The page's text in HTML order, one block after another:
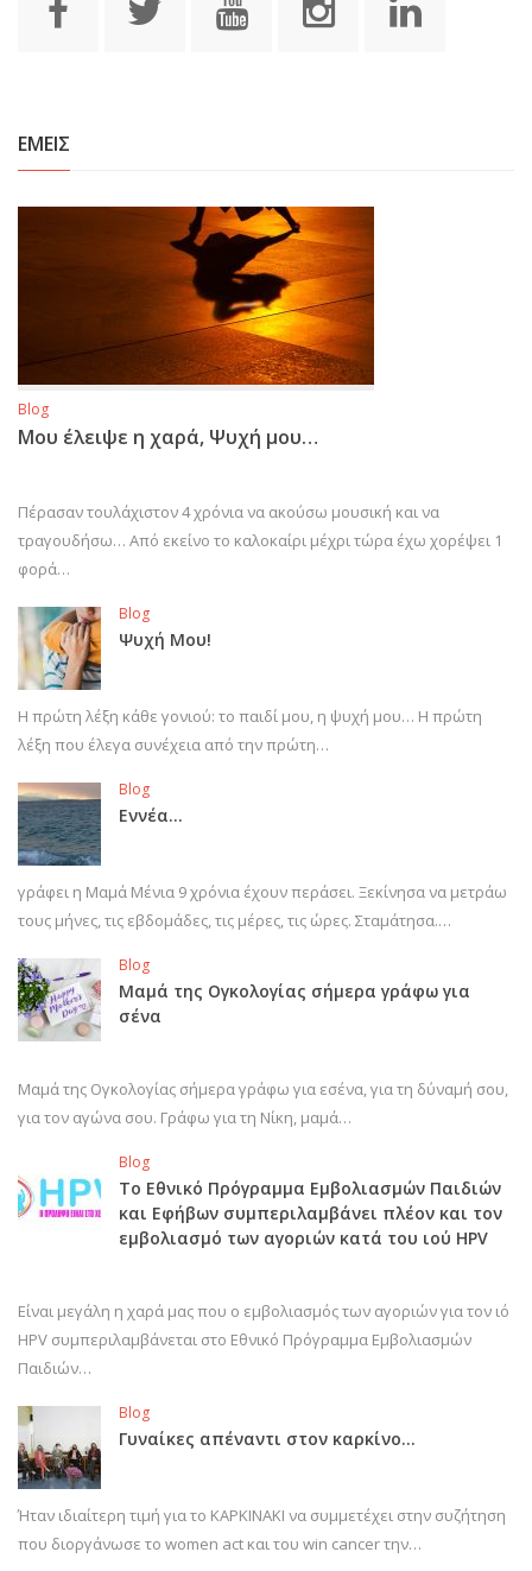
ΕΜΕΙΣ
Blog
Μου έλειψε η χαρά, Ψυχή μου…
Πέρασαν τουλάχιστον 4 χρόνια να ακούσω μουσική και να
τραγουδήσω… Από εκείνο το καλοκαίρι μέχρι τώρα έχω χορέψει 1
φορά…
Blog
Ψυχή Μου!
Η πρώτη λέξη κάθε γονιού: το παιδί μου, η ψυχή μου… Η πρώτη
λέξη που έλεγα συνέχεια από την πρώτη…
Blog
Εννέα…
γράφει η Μαμά Μένια 9 χρόνια έχουν περάσει. Ξεκίνησα να μετράω
τους μήνες, τις εβδομάδες, τις μέρες, τις ώρες. Σταμάτησα.…
Blog
Μαμά της Ογκολογίας σήμερα γράφω για
σένα
Μαμά της Ογκολογίας σήμερα γράφω για εσένα, για τη δύναμή σου,
για τον αγώνα σου. Γράφω για τη Νίκη, μαμά…
Blog
Το Εθνικό Πρόγραμμα Εμβολιασμών Παιδιών
και Εφήβων συμπεριλαμβάνει πλέον και τον
εμβολιασμό των αγοριών κατά του ιού HPV
Είναι μεγάλη η χαρά μας που ο εμβολιασμός των αγοριών για τον ιό
HPV συμπεριλαμβάνεται στο Εθνικό Πρόγραμμα Εμβολιασμών
Παιδιών…
Blog
Γυναίκες απέναντι στον καρκίνο…
Ήταν ιδιαίτερη τιμή για το ΚΑΡΚΙΝΑΚΙ να συμμετέχει στην συζήτηση
που διοργάνωσε το women act και του win cancer την…